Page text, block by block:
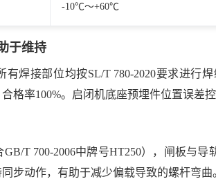
-10℃～+60℃
于维持
焊接部位均按SL/T 780-2020要求进行
格率100%。启闭机底座预埋件位置误差
T 700-2006中牌号HT250），闸板与
步动作，有助于减少偏载导致的螺杆弯曲